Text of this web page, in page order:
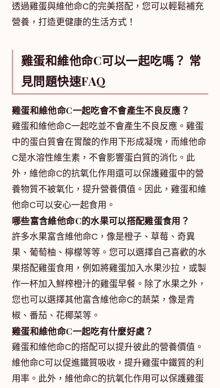
透過雞蛋與維他命C的完美搭配，您可以輕鬆補充
營養，打造更健康的生活方式！
雞蛋和維他命C可以一起吃嗎？ 常
見問題快速FAQ
雞蛋和維他命C一起吃會不會產生不良反應？
雞蛋和維他命C一起吃並不會產生不良反應。雞蛋
中的蛋白質會在胃酸的作用下形成凝塊，而維他命
C是水溶性維生素，不會影響蛋白質的消化。此
外，維他命C的抗氧化作用還可以保護雞蛋中的營
養物質不被氧化，提升營養價值。因此，雞蛋和維
他命C可以安心一起食用。
哪些富含維他命C的水果可以搭配雞蛋食用？
許多水果富含維他命C，像是橙子、草莓、奇異
果、葡萄柚、檸檬等等。您可以選擇自己喜歡的水
果搭配雞蛋食用，例如將雞蛋加入水果沙拉，或製
作一杯加入鮮榨橙汁的雞蛋早餐。除了水果之外，
您也可以選擇其他富含維他命C的蔬菜，像是青
椒、番茄、花椰菜等。
雞蛋和維他命C一起吃有什麼好處？
雞蛋和維他命C的搭配可以提升彼此的營養價值。
維他命C可以促進鐵質吸收，提升雞蛋中鐵質的利
用率。此外，維他命C的抗氧化作用可以保護雞蛋